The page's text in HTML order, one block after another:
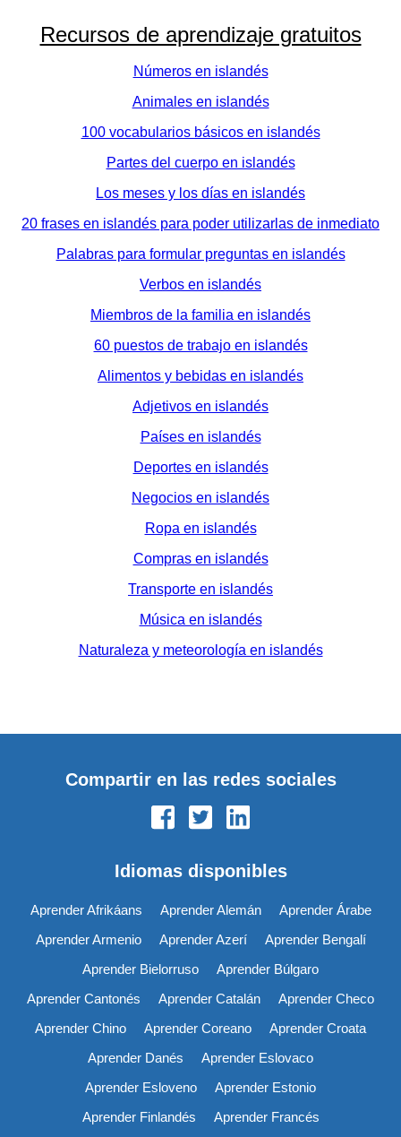
Recursos de aprendizaje gratuitos
Números en islandés
Animales en islandés
100 vocabularios básicos en islandés
Partes del cuerpo en islandés
Los meses y los días en islandés
20 frases en islandés para poder utilizarlas de inmediato
Palabras para formular preguntas en islandés
Verbos en islandés
Miembros de la familia en islandés
60 puestos de trabajo en islandés
Alimentos y bebidas en islandés
Adjetivos en islandés
Países en islandés
Deportes en islandés
Negocios en islandés
Ropa en islandés
Compras en islandés
Transporte en islandés
Música en islandés
Naturaleza y meteorología en islandés
Compartir en las redes sociales
Idiomas disponibles
Aprender Afrikáans Aprender Alemán
Aprender Árabe
Aprender Armenio
Aprender Azerí
Aprender Bengalí
Aprender Bielorruso
Aprender Búlgaro
Aprender Cantonés
Aprender Catalán
Aprender Checo
Aprender Chino
Aprender Coreano
Aprender Croata
Aprender Danés
Aprender Eslovaco
Aprender Esloveno
Aprender Estonio
Aprender Finlandés
Aprender Francés